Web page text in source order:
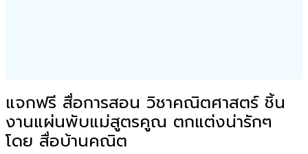
แจกฟรี สื่อการสอน วิชาคณิตศาสตร์ ชิ้น
งานแผ่นพับแม่สูตรคูณ ตกแต่งน่ารักๆ
โดย สื่อบ้านคณิต